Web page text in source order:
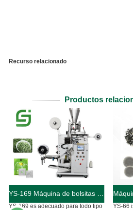
Recurso relacionado
Productos
YS-169 es adecuado para todo tipo
YS-66